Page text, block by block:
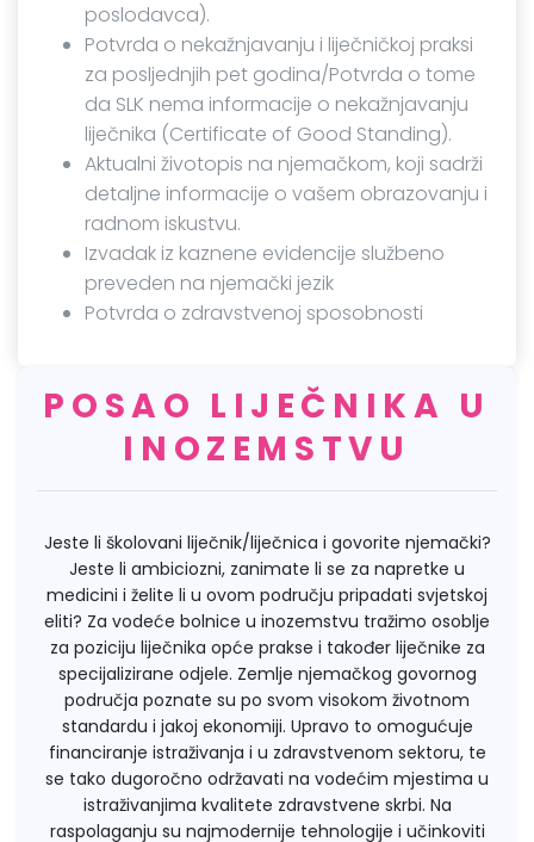
poslodavca).
Potvrda o nekažnjavanju i liječničkoj praksi
za posljednjih pet godina/Potvrda o tome
da SLK nema informacije o nekažnjavanju
liječnika (Certificate of Good Standing).
Aktualni životopis na njemačkom, koji sadrži
detaljne informacije o vašem obrazovanju i
radnom iskustvu.
Izvadak iz kaznene evidencije službeno
preveden na njemački jezik
Potvrda o zdravstvenoj sposobnosti
POSAO LIJEČNIKA U
INOZEMSTVU
Jeste li školovani liječnik/liječnica i govorite njemački?
Jeste li ambiciozni, zanimate li se za napretke u
medicini i želite li u ovom području pripadati svjetskoj
eliti? Za vodeće bolnice u inozemstvu tražimo osoblje
za poziciju liječnika opće prakse i također liječnike za
specijalizirane odjele. Zemlje njemačkog govornog
područja poznate su po svom visokom životnom
standardu i jakoj ekonomiji. Upravo to omogućuje
financiranje istraživanja i u zdravstvenom sektoru, te
se tako dugoročno održavati na vodećim mjestima u
istraživanjima kvalitete zdravstvene skrbi. Na
raspolaganju su najmodernije tehnologije i učinkoviti